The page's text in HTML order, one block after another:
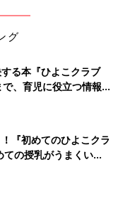
グ
る本『ひよこクラブ
、育児に役立つ情報が
『初めてのひよこクラ
ての授乳がうまくい
夏のトラブル 解決テ